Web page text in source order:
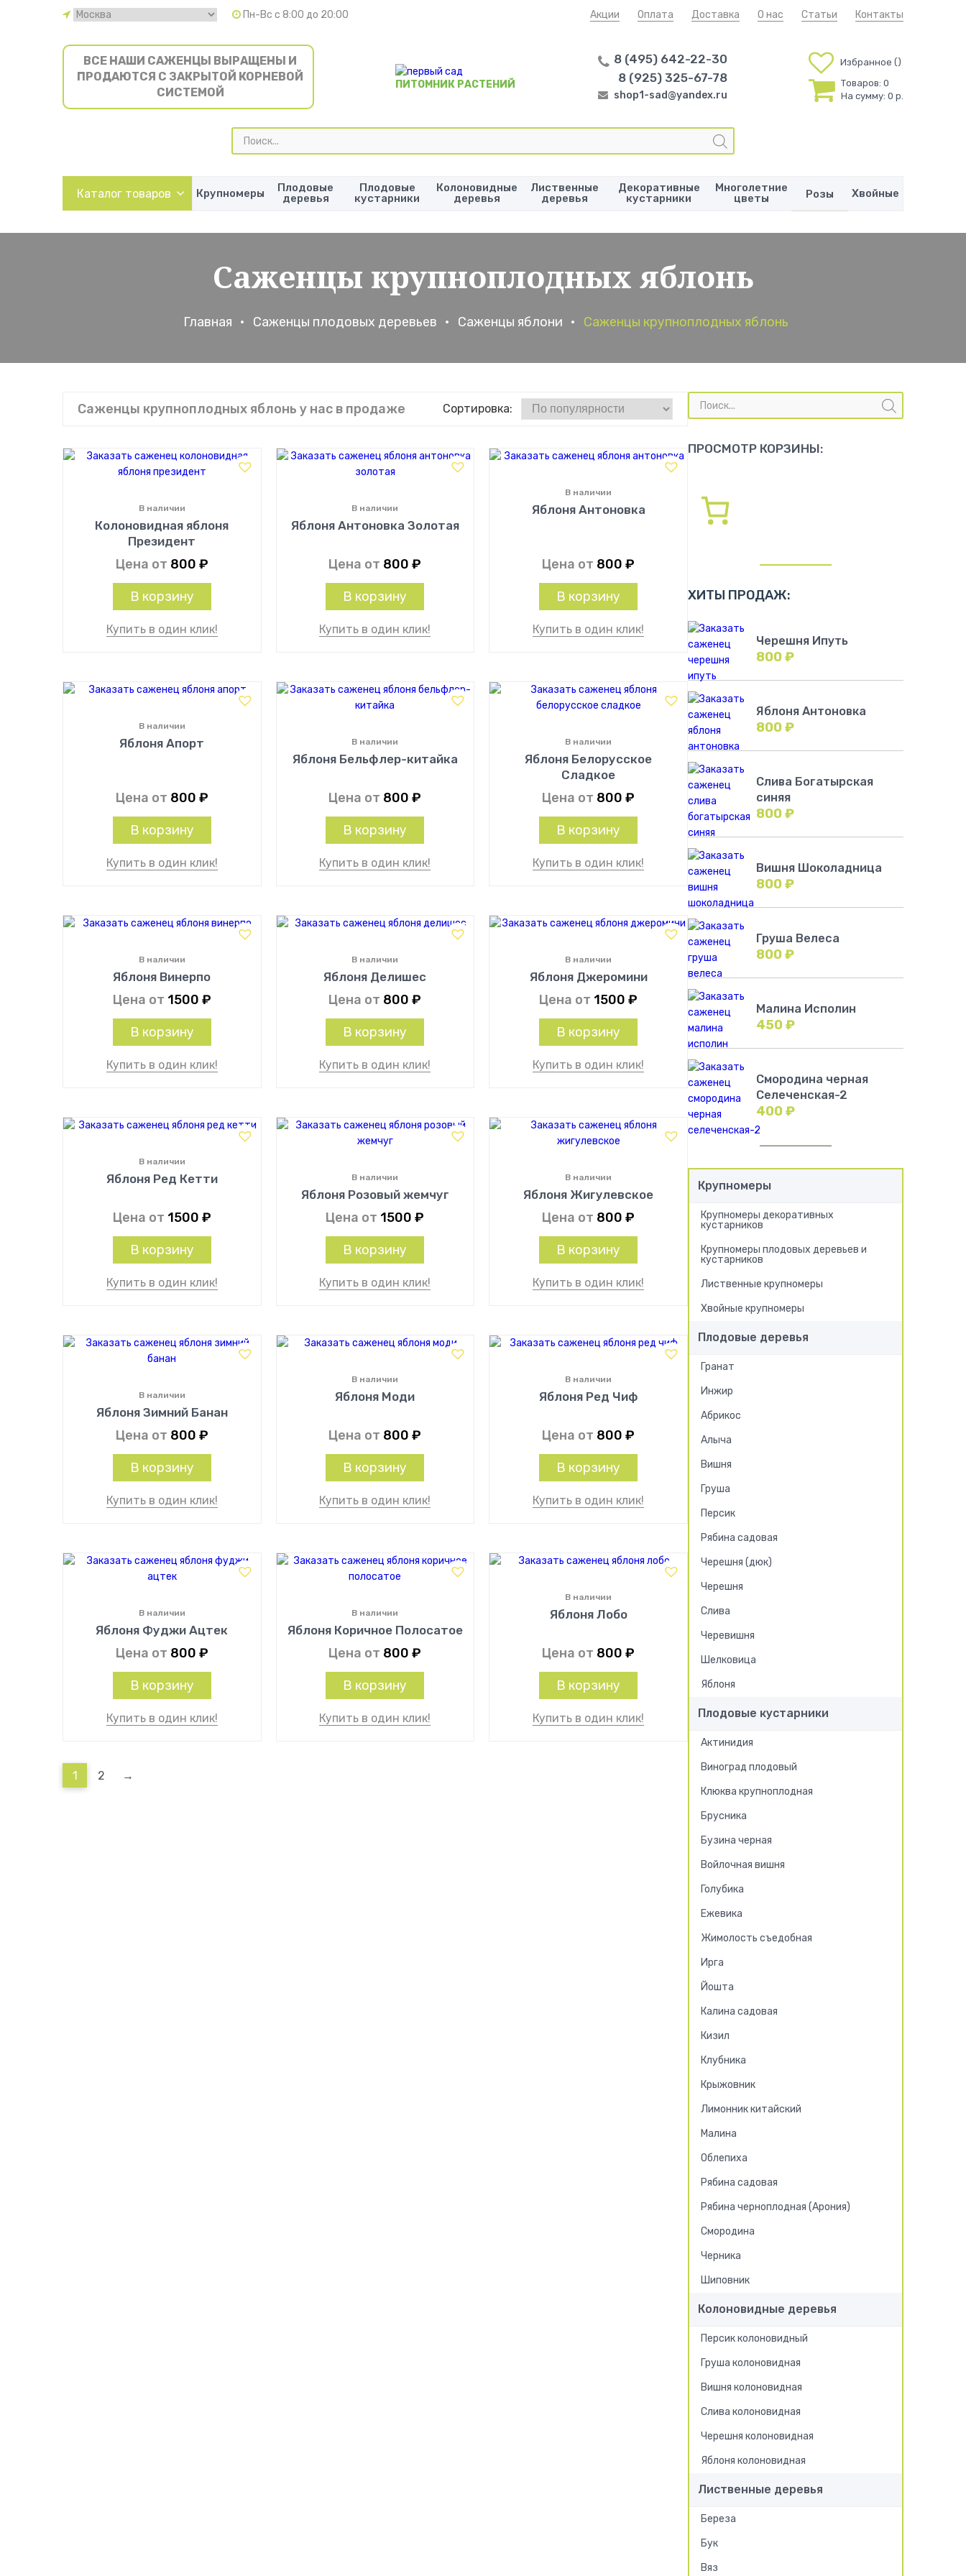
Пн-Вс с 8:00 до 20:00 Акции Оплата Доставка О нас Статьи Контакты
ВСЕ НАШИ САЖЕНЦЫ ВЫРАЩЕНЫ И
ПРОДАЮТСЯ С ЗАКРЫТОЙ КОРНЕВОЙ
СИСТЕМОЙ
ПИТОМНИК РАСТЕНИЙ
8 (495) 642-22-30
8 (925) 325-67-78
shop1-sad@yandex.ru
Избранное
Товаров: 0
На сумму: 0 р.
Поиск
товаров
Каталог товаров Крупномеры
Плодовые
деревья
Плодовые
кустарники
Колоновидные
деревья
Лиственные
деревья
Декоративные
кустарники
Многолетние
цветы
Розы Хвойные
Саженцы крупноплодных яблонь
Главная • Саженцы плодовых деревьев • Саженцы яблони • Саженцы крупноплодных яблонь
Саженцы крупноплодных яблонь у нас в продаже Сортировка:
Колоновидная яблоня
Президент
В наличии
Цена от 800 ₽
В корзину
Купить в один клик!
Яблоня Антоновка Золотая
В наличии
Цена от 800₽
В корзину
Купить в один клик!
Яблоня Антоновка
В наличии
Цена от 800₽
В корзину
Купить в один клик!
Яблоня Апорт
В наличии
Цена от 800 ₽
В корзину
Купить в один клик!
Яблоня Бельфлер-китайка
В наличии
Цена от 800₽
В корзину
Купить в один клик!
Яблоня Белорусское
Сладкое
В наличии
Цена от 800₽
В корзину
Купить в один клик!
Яблоня Винерпо
В наличии
Цена от 1500 ₽
В корзину
Купить в один клик!
Яблоня Делишес
В наличии
Цена от 800₽
В корзину
Купить в один клик!
Яблоня Джеромини
В наличии
Цена от 1500₽
В корзину
Купить в один клик!
Яблоня Ред Кетти
В наличии
Цена от 1500 ₽
В корзину
Купить в один клик!
Яблоня Розовый жемчуг
В наличии
Цена от 1500₽
В корзину
Купить в один клик!
Яблоня Жигулевское
В наличии
Цена от 800₽
В корзину
Купить в один клик!
Яблоня Зимний Банан
В наличии
Цена от 800 ₽
В корзину
Купить в один клик!
Яблоня Моди
В наличии
Цена от 800₽
В корзину
Купить в один клик!
Яблоня Ред Чиф
В наличии
Цена от 800₽
В корзину
Купить в один клик!
Яблоня Фуджи Ацтек
В наличии
Цена от 800 ₽
В корзину
Купить в один клик!
Яблоня Коричное Полосатое
В наличии
Цена от 800₽
В корзину
Купить в один клик!
Яблоня Лобо
В наличии
Цена от 800₽
В корзину
Купить в один клик!
1 2 →
Поиск
товаров
ПРОСМОТР КОРЗИНЫ:
ХИТЫ ПРОДАЖ:
Черешня Ипуть
800₽
Яблоня Антоновка
800₽
Слива Богатырская
синяя
800₽
Вишня Шоколадница
800₽
Груша Велеса
800₽
Малина Исполин
450₽
Смородина черная
Селеченская-2
400₽
Крупномеры
Крупномеры декоративных
кустарников
Крупномеры плодовых деревьев и
кустарников
Лиственные крупномеры
Хвойные крупномеры
Плодовые деревья
Гранат
Инжир
Абрикос
Алыча
Вишня
Груша
Персик
Рябина садовая
Черешня (дюк)
Черешня
Слива
Черевишня
Шелковица
Яблоня
Плодовые кустарники
Актинидия
Виноград плодовый
Клюква крупноплодная
Брусника
Бузина черная
Войлочная вишня
Голубика
Ежевика
Жимолость съедобная
Ирга
Йошта
Калина садовая
Кизил
Клубника
Крыжовник
Лимонник китайский
Малина
Облепиха
Рябина садовая
Рябина черноплодная (Арония)
Смородина
Черника
Шиповник
Колоновидные деревья
Персик колоновидный
Груша колоновидная
Вишня колоновидная
Слива колоновидная
Черешня колоновидная
Яблоня колоновидная
Лиственные деревья
Береза
Бук
Вяз